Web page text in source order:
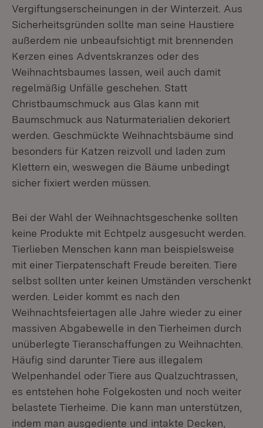
Vergiftungserscheinungen in der Winterzeit. Aus
Sicherheitsgründen sollte man seine Haustiere
außerdem nie unbeaufsichtigt mit brennenden
Kerzen eines Adventskranzes oder des
Weihnachtsbaumes lassen, weil auch damit
regelmäßig Unfälle geschehen. Statt
Christbaumschmuck aus Glas kann mit
Baumschmuck aus Naturmaterialien dekoriert
werden. Geschmückte Weihnachtsbäume sind
besonders für Katzen reizvoll und laden zum
Klettern ein, weswegen die Bäume unbedingt
sicher fixiert werden müssen.
Bei der Wahl der Weihnachtsgeschenke sollten
keine Produkte mit Echtpelz ausgesucht werden.
Tierlieben Menschen kann man beispielsweise
mit einer Tierpatenschaft Freude bereiten. Tiere
selbst sollten unter keinen Umständen verschenkt
werden. Leider kommt es nach den
Weihnachtsfeiertagen alle Jahre wieder zu einer
massiven Abgabewelle in den Tierheimen durch
unüberlegte Tieranschaffungen zu Weihnachten.
Häufig sind darunter Tiere aus illegalem
Welpenhandel oder Tiere aus Qualzuchtrassen,
es entstehen hohe Folgekosten und noch weiter
belastete Tierheime. Die kann man unterstützen,
indem man ausgediente und intakte Decken,